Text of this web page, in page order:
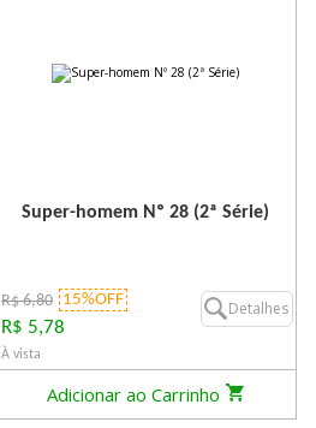
Super-homem Nº 28 (2ª Série)
R$ 6,80 15%OFF
R$ 5,78
À vista
Detalhes
Adicionar ao Carrinho